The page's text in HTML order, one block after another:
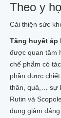
Theo y
Cải thiện sức
Tăng huyết áp
được quan tâm
chế phẩm có
phần được
thân, quả,… sự
Rutin và
dụng giảm